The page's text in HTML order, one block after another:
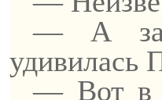
— А
удивилась
— Вот в